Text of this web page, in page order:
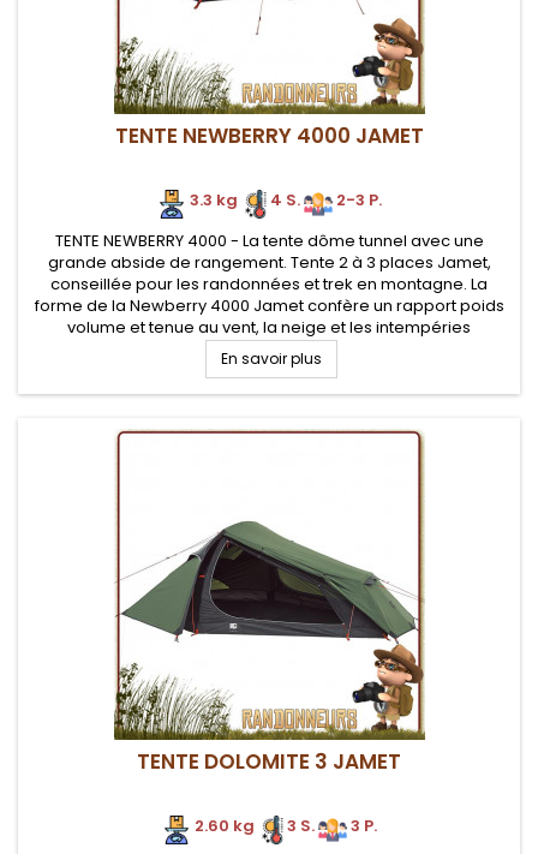
TENTE NEWBERRY 4000 JAMET
3.3 kg 4 S.
2-3 P.
TENTE NEWBERRY 4000 - La tente dôme tunnel avec une
grande abside de rangement. Tente 2 à 3 places Jamet,
conseillée pour les randonnées et trek en montagne. La
forme de la Newberry 4000 Jamet confère un rapport poids
volume et tenue au vent, la neige et les intempéries
En savoir plus
TENTE DOLOMITE 3 JAMET
2.60 kg 3 S.
3 P.